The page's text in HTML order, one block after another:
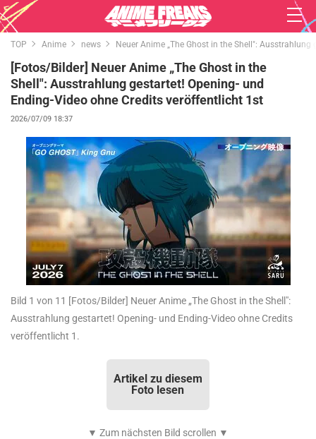
TOP Anime news Neuer Anime „The Ghost in the Shell":
[Fotos/Bilder] Neuer Anime „The Ghost in the
Shell": Ausstrahlung gestartet! Opening- und
Ending-Video ohne Credits veröffentlicht 1st
2026/07/09 18:37
Bild 1 von 11 [Fotos/Bilder] Neuer Anime „The Ghost in the Shell":
Ausstrahlung gestartet! Opening- und Ending-Video ohne Credits
veröffentlicht 1.
Artikel zu diesem
Foto lesen
▼ Zum nächsten Bild scrollen ▼